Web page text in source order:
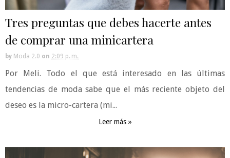
Tres preguntas que debes hacerte antes
de comprar una minicartera
by Moda 2.0 on 2:09 p. m.
Por Meli. Todo el que está interesado en las últimas
tendencias de moda sabe que el más reciente objeto del
deseo es la micro-cartera (mi...
Leer más »